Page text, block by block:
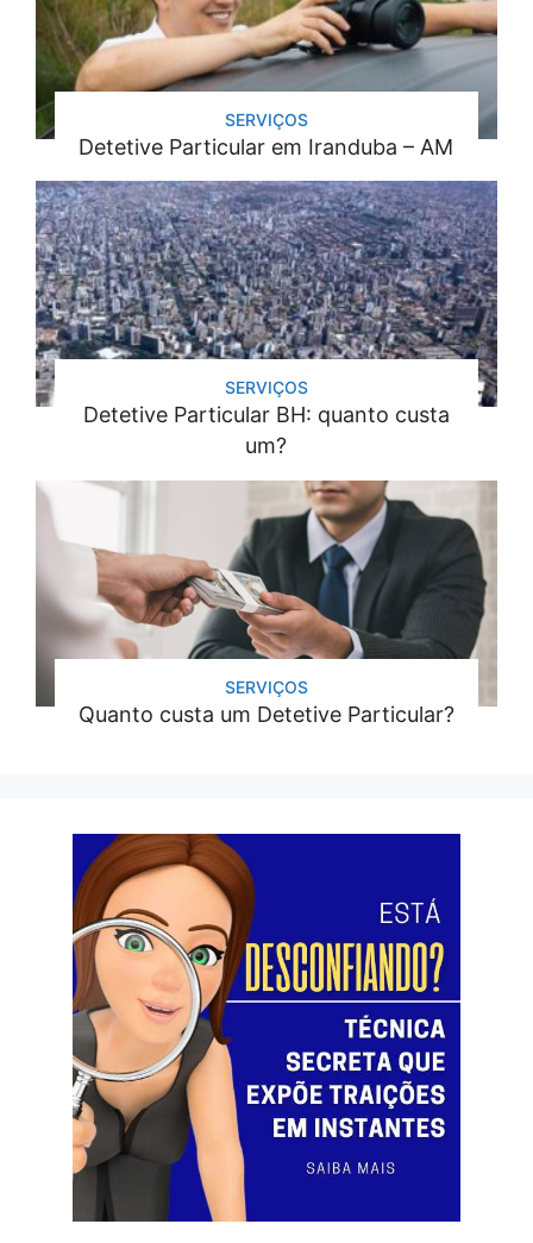
SERVIÇOS
Detetive Particular em Iranduba – AM
SERVIÇOS
Detetive Particular BH: quanto custa
um?
SERVIÇOS
Quanto custa um Detetive Particular?